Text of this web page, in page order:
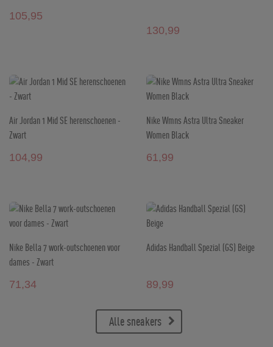
105,95
130,99
Air Jordan 1 Mid SE herenschoenen -
Zwart
104,99
Nike Wmns Astra Ultra Sneaker
Women Black
61,99
Nike Bella 7 work-outschoenen voor
dames - Zwart
71,34
Adidas Handball Spezial (GS) Beige
89,99
Alle sneakers